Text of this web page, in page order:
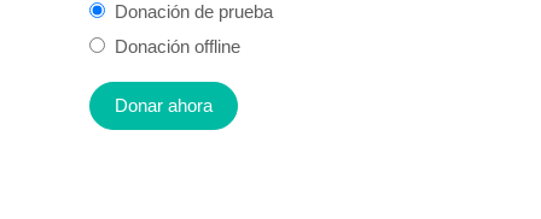
Donación de prueba
Donación offline